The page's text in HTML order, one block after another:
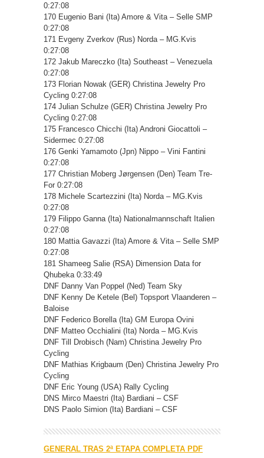
0:27:08
170 Eugenio Bani (Ita) Amore & Vita – Selle SMP
0:27:08
171 Evgeny Zverkov (Rus) Norda – MG.Kvis
0:27:08
172 Jakub Mareczko (Ita) Southeast – Venezuela
0:27:08
173 Florian Nowak (GER) Christina Jewelry Pro
Cycling 0:27:08
174 Julian Schulze (GER) Christina Jewelry Pro
Cycling 0:27:08
175 Francesco Chicchi (Ita) Androni Giocattoli –
Sidermec 0:27:08
176 Genki Yamamoto (Jpn) Nippo – Vini Fantini
0:27:08
177 Christian Moberg Jørgensen (Den) Team Tre-
For 0:27:08
178 Michele Scartezzini (Ita) Norda – MG.Kvis
0:27:08
179 Filippo Ganna (Ita) Nationalmannschaft Italien
0:27:08
180 Mattia Gavazzi (Ita) Amore & Vita – Selle SMP
0:27:08
181 Shameeg Salie (RSA) Dimension Data for
Qhubeka 0:33:49
DNF Danny Van Poppel (Ned) Team Sky
DNF Kenny De Ketele (Bel) Topsport Vlaanderen –
Baloise
DNF Federico Borella (Ita) GM Europa Ovini
DNF Matteo Occhialini (Ita) Norda – MG.Kvis
DNF Till Drobisch (Nam) Christina Jewelry Pro
Cycling
DNF Mathias Krigbaum (Den) Christina Jewelry Pro
Cycling
DNF Eric Young (USA) Rally Cycling
DNS Mirco Maestri (Ita) Bardiani – CSF
DNS Paolo Simion (Ita) Bardiani – CSF
GENERAL TRAS 2ª ETAPA COMPLETA PDF